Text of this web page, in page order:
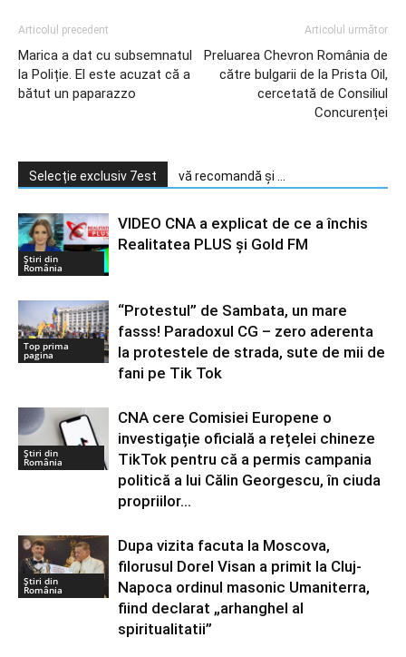
Articolul precedent
Marica a dat cu subsemnatul
la Poliție. El este acuzat că a
bătut un paparazzo
Articolul următor
Preluarea Chevron România de
către bulgarii de la Prista Oil,
cercetată de Consiliul
Concurenței
Selecție exclusiv 7est vă recomandă și ...
Știri din
România
VIDEO CNA a explicat de ce a închis
Realitatea PLUS și Gold FM
Top prima
pagina
“Protestul” de Sambata, un mare
fasss! Paradoxul CG – zero aderenta
la protestele de strada, sute de mii de
fani pe Tik Tok
Știri din
România
CNA cere Comisiei Europene o
investigație oficială a rețelei chineze
TikTok pentru că a permis campania
politică a lui Călin Georgescu, în ciuda
propriilor...
Știri din
România
Dupa vizita facuta la Moscova,
filorusul Dorel Visan a primit la Cluj-
Napoca ordinul masonic Umaniterra,
fiind declarat „arhanghel al
spiritualitatii”